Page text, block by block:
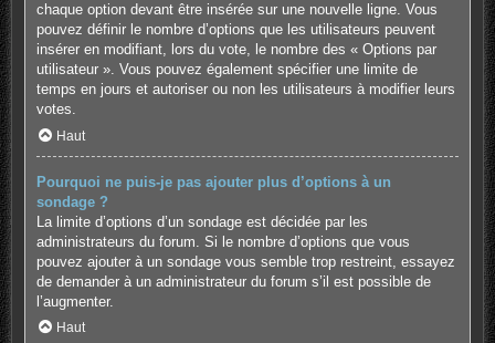
chaque option devant être insérée sur une nouvelle ligne. Vous
pouvez définir le nombre d’options que les utilisateurs peuvent
insérer en modifiant, lors du vote, le nombre des « Options par
utilisateur ». Vous pouvez également spécifier une limite de
temps en jours et autoriser ou non les utilisateurs à modifier leurs
votes.
Haut
Pourquoi ne puis-je pas ajouter plus d’options à un
sondage ?
La limite d’options d’un sondage est décidée par les
administrateurs du forum. Si le nombre d’options que vous
pouvez ajouter à un sondage vous semble trop restreint, essayez
de demander à un administrateur du forum s’il est possible de
l’augmenter.
Haut